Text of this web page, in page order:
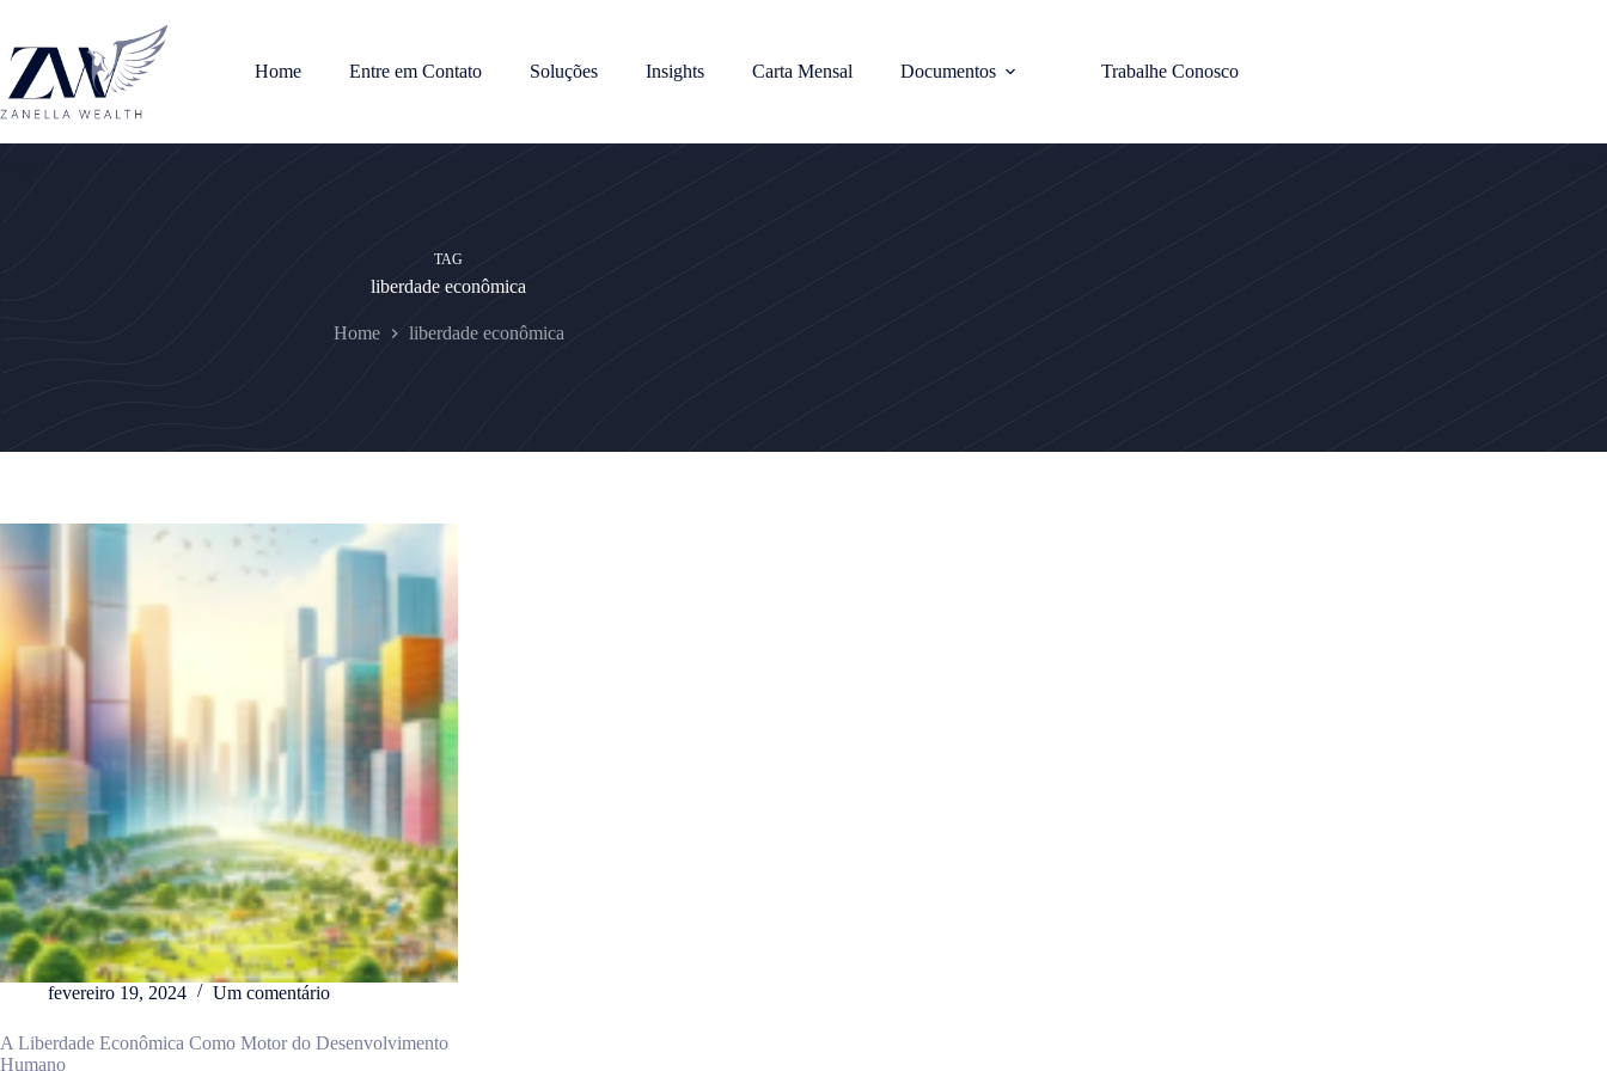
conteúdo
Home Entre em Contato Soluções Insights Carta Mensal Documentos Trabalhe Conosco
TAG
liberdade econômica
Home liberdade econômica
fevereiro 19, 2024 Um comentário
A Liberdade Econômica Como Motor do Desenvolvimento
Humano